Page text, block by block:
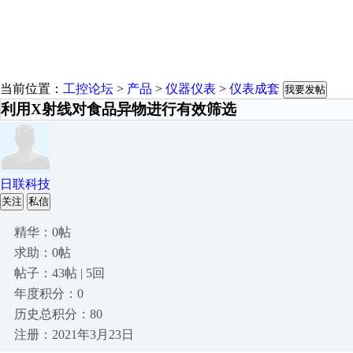
当前位置： 工控论坛 > 产品 > 仪器仪表 > 仪表成套 我要发帖
利用X射线对食品异物进行有效筛选
日联科技
关注 私信
精华：0帖
求助：0帖
帖子：43帖 | 5回
年度积分：0
历史总积分：80
注册：2021年3月23日